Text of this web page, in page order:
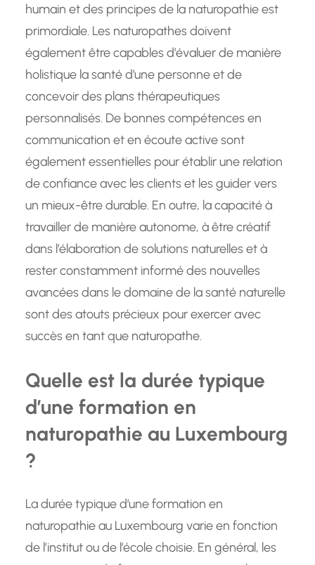
humain et des principes de la naturopathie est
primordiale. Les naturopathes doivent
également être capables d’évaluer de manière
holistique la santé d’une personne et de
concevoir des plans thérapeutiques
personnalisés. De bonnes compétences en
communication et en écoute active sont
également essentielles pour établir une relation
de confiance avec les clients et les guider vers
un mieux-être durable. En outre, la capacité à
travailler de manière autonome, à être créatif
dans l’élaboration de solutions naturelles et à
rester constamment informé des nouvelles
avancées dans le domaine de la santé naturelle
sont des atouts précieux pour exercer avec
succès en tant que naturopathe.
Quelle est la durée typique
d’une formation en
naturopathie au Luxembourg
?
La durée typique d’une formation en
naturopathie au Luxembourg varie en fonction
de l’institut ou de l’école choisie. En général, les